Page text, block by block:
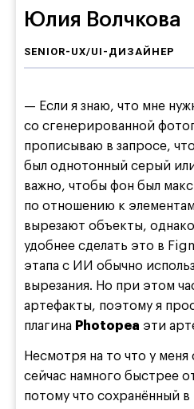
Юлия Волчкова
SENIOR-UX/UI-ДИЗАЙНЕР
— Если я знаю, что мне
со сгенерированной
прописываю в запросе,
был однотонный серый
важно, чтобы фон был
по отношению к
вырезают объекты,
удобнее сделать это в
этапа с ИИ обычно
вырезания. Но при этом
артефакты, поэтому я
плагина Photopea эти
Несмотря на то что у
сейчас намного быстрее
потому что сохранённый в